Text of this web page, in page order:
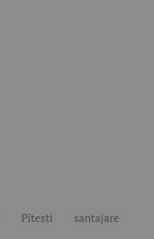
Pitesti santajare